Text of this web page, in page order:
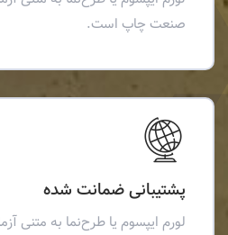
صنعت چاپ است.
پشتیبانی ضمانت شده
لورم ایپسوم یا طرح‌نما به متنی